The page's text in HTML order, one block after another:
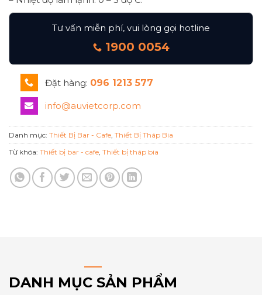
Tư vấn miễn phí, vui lòng gọi hotline
1900 0054
Đặt hàng: 096 1213 577
info@auvietcorp.com
Danh mục: Thiết Bị Bar - Cafe Thiết Bị Tháp Bia
Từ khóa: Thiết bị bar - cafe Thiết bị tháp bia
DANH MỤC SẢN PHẨM